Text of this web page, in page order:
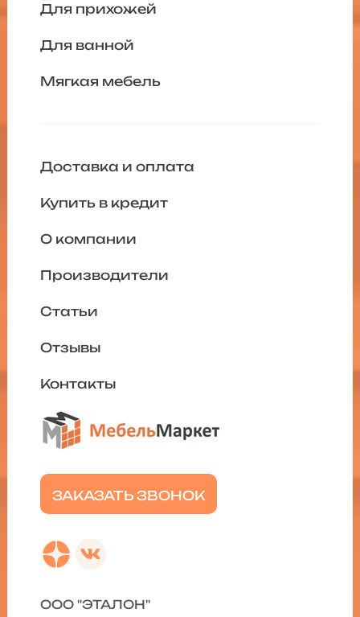
Для прихожей
Для ванной
Мягкая мебель
ЗАКАЗАТЬ ЗВОНОК
Доставка и оплата
Купить в кредит
О компании
Производители
Статьи
Отзывы
Контакты
ООО "ЭТАЛОН"